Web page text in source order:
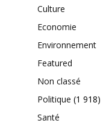
Culture
Economie
Environnement
Featured
Non classé
Politique (1 918)
Santé